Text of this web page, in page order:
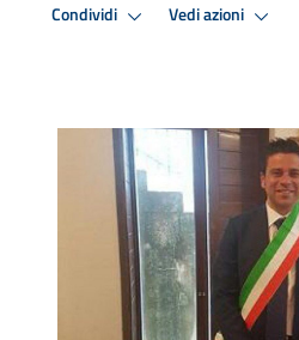
Condividi Vedi azioni